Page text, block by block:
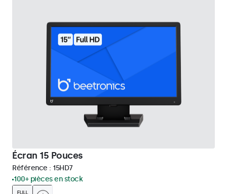
Écran 15 Pouces
Référence : 15HD7
100+ pièces en stock